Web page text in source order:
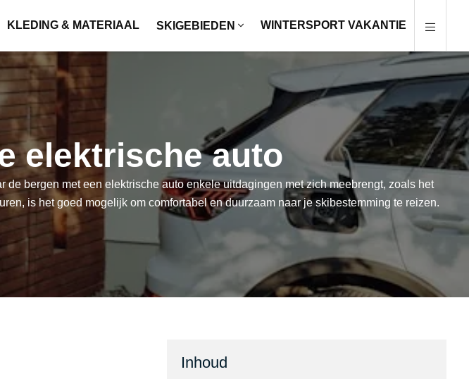
KLEDING & MATERIAAL SKIGEBIEDEN WINTERSPORT VAKANTIE
elektrische auto
bergen met een elektrische auto enkele uitdagingen met zich meebrengt, zoals het
is het goed mogelijk om comfortabel en duurzaam naar je skibestemming te reizen.
Inhoud